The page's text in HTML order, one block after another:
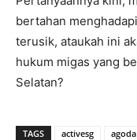
bertahan
terusik, ataukah ini
hukum migas yang
Selatan?
TAGS activesg agoda